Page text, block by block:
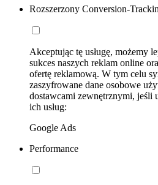
Rozszerzony Conversion-
Akceptując tę usługę, możemy
sukces naszych reklam online
ofertę reklamową. W tym celu
zaszyfrowane dane osobowe
dostawcami zewnętrznymi, jeśli
ich usług:
Google Ads
Performance